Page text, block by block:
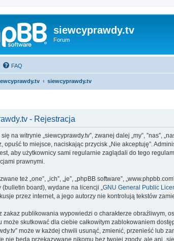
siewcyprawdy.tv
Forum
FAQ
siewcyprawdy.tv
- Rejestracja
na witrynie „siewcyprawdy.tv”, zwanej dalej „my”, ”nas”,
opuść to miejsce, naciskając przycisk „Nie akceptuję”.
aby użytkownicy sami regularnie zaglądali do tego
prawnymi.
też „one”, „ich”, „je”, „phpBB software”,
(bulletin board), wydane na licencji „GNU General Public
przez internet, a jego autorzy nie kontrolują tekstów
zakaz publikowania wypowiedzi o charakterze obraźliwym,
może skutkować dla ciebie całkowitym zablokowaniem
może w każdej chwili usunąć, zmienić, przenieść lub
nie będą przekazywane nikomu bez twojej zgody, ale ani